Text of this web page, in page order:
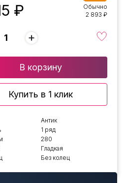
₽
Обычно
2 893 ₽
+
В корзину
Купить в 1 клик
Антик
1 ряд
280
Гладкая
Без колец